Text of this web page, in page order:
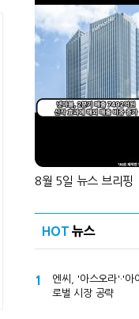
8월 5일 뉴스 브리핑
HOT 뉴스
1
엔씨, '아스오라'·'아
로벌 시장 공략